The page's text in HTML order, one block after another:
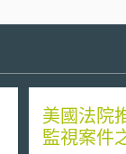
美國法院
監視案件